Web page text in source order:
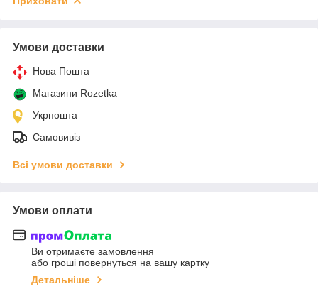
Умови доставки
Нова Пошта
Магазини Rozetka
Укрпошта
Самовивіз
Всі умови доставки
Умови оплати
Ви отримаєте замовлення
або гроші повернуться на вашу картку
Детальніше